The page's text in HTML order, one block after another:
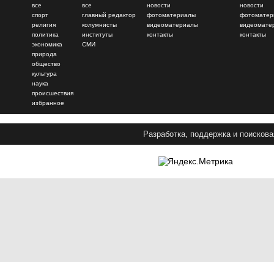
все
спорт
религия
политика
экономика
природа
общество
культура
наука
происшествия
избранное
все
главный редактор
колумнисты
институты
СМИ
новости
фотоматериалы
видеоматериалы
контакты
новости
контакты
Разработка, поддержка и